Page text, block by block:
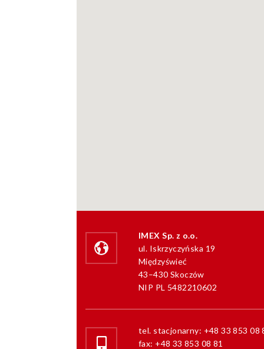
IMEX Sp. z o.o.
ul. Iskrzyczyńska 19
Międzyświeć
43–430 Skoczów
NIP PL 5482210602
tel. stacjonarny: +48 33 853 08
fax: +48 33 853 08 81